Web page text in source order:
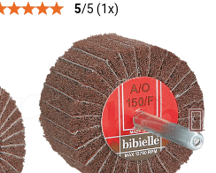
5/5 (1x)